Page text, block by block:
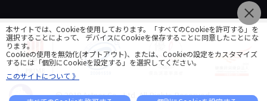
© 2018 Artner Co., Ltd. All Rights Reserved.
本サイトでは、Cookieを使用しております。「すべてのCookieを許可する」を
選択することによって、 デバイスにCookieを保存することに同意したことにな
ります。
Cookieの使用を無効化(オプトアウト)、または、Cookieの設定をカスタマイズ
するには「個別にCookieを設定する」を選択してください。
このサイトについて 》